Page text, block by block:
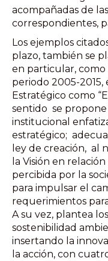
acompañadas de
correspondientes,
Los ejemplos
plazo, también se
en particular, como
periodo 2005-
Estratégico como
sentido se
institucional
estratégico;
ley de creación, al
la Visión en
percibida por la
para impulsar el
requerimientos
A su vez, plantea
sostenibilidad
insertando la
la acción, con